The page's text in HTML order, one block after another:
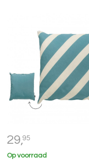
29,95
Op voorraad